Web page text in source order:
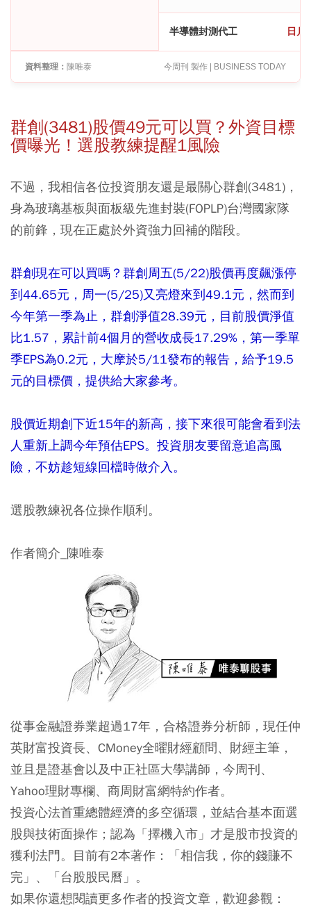
半導體封測代工 日月
資料整理： 陳唯泰 今周刊 製作 | BUSINESS TODAY
群創(3481)股價49元可以買？外資目標
價曝光！選股教練提醒1風險
不過，我相信各位投資朋友還是最關心群創(3481)，
身為玻璃基板與面板級先進封裝(FOPLP)台灣國家隊
的前鋒，現在正處於外資強力回補的階段。
群創現在可以買嗎？群創周五(5/22)股價再度飆漲停
到44.65元，周一(5/25)又亮燈來到49.1元，然而到
今年第一季為止，群創淨值28.39元，目前股價淨值
比1.57，累計前4個月的營收成長17.29%，第一季單
季EPS為0.2元，大摩於5/11發布的報告，給予19.5
元的目標價，提供給大家參考。
股價近期創下近15年的新高，接下來很可能會看到法
人重新上調今年預估EPS。投資朋友要留意追高風
險，不妨趁短線回檔時做介入。
選股教練祝各位操作順利。
作者簡介_陳唯泰
從事金融證券業超過17年，合格證券分析師，現任仲
英財富投資長、CMoney全曜財經顧問、財經主筆，
並且是證基會以及中正社區大學講師，今周刊、
Yahoo理財專欄、商周財富網特約作者。
投資心法首重總體經濟的多空循環，並結合基本面選
股與技術面操作；認為「擇機入市」才是股市投資的
獲利法門。目前有2本著作：「相信我，你的錢賺不
完」、「台股股民曆」。
如果你還想閱讀更多作者的投資文章，歡迎參觀：